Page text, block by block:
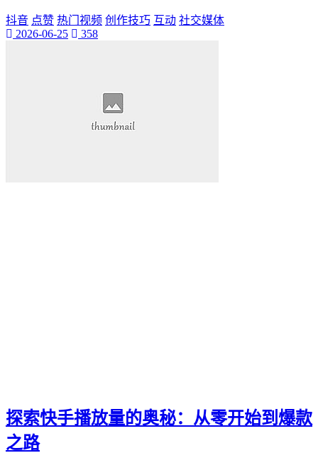
抖音 点赞 热门视频 创作技巧 互动 社交媒体
2026-06-25
358
探索快手播放量的奥秘：从零开始到爆款
之路